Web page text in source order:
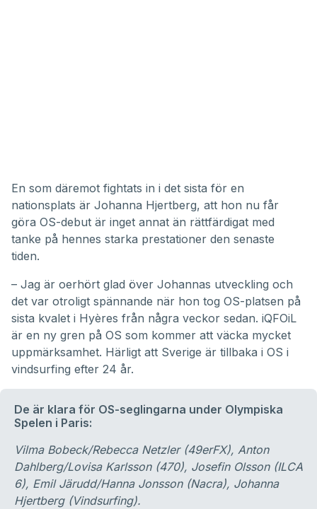
En som däremot fightats in i det sista för en
nationsplats är Johanna Hjertberg, att hon nu får
göra OS-debut är inget annat än rättfärdigat med
tanke på hennes starka prestationer den senaste
tiden.
– Jag är oerhört glad över Johannas utveckling och
det var otroligt spännande när hon tog OS-platsen på
sista kvalet i Hyères från några veckor sedan. iQFOiL
är en ny gren på OS som kommer att väcka mycket
uppmärksamhet. Härligt att Sverige är tillbaka i OS i
vindsurfing efter 24 år.
De är klara för OS-seglingarna under Olympiska
Spelen i Paris:
Vilma Bobeck/Rebecca Netzler (49erFX), Anton
Dahlberg/Lovisa Karlsson (470), Josefin Olsson (ILCA
6), Emil Järudd/Hanna Jonsson (Nacra), Johanna
Hjertberg (Vindsurfing).